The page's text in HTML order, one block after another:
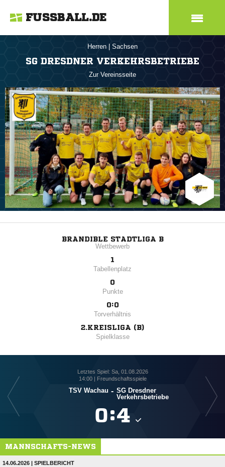
FUSSBALL.DE
Herren Sachsen
SG DRESDNER VERKEHRSBETRIEBE
Zur Vereinsseite
BRANDIBLE STADTLIGA B
Wettbewerb
1
Tabellenplatz
0
Punkte
0:0
Torverhältnis
2.KREISLIGA (B)
Spielklasse
Letztes Spiel: Sa, 01.08.2026
14:00 | Freundschaftsspiele
TSV Wachau - SG Dresdner
Verkehrsbetriebe
:
MANNSCHAFTS-NEWS
14.06.2026 | SPIELBERICHT